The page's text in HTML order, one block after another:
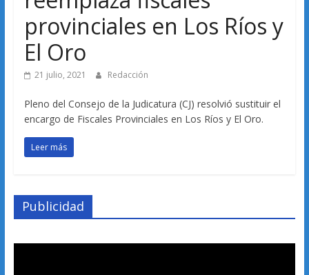
provinciales en Los Ríos y
El Oro
21 julio, 2021 Redacción
Pleno del Consejo de la Judicatura (CJ) resolvió sustituir el
encargo de Fiscales Provinciales en Los Ríos y El Oro.
Leer más
Publicidad